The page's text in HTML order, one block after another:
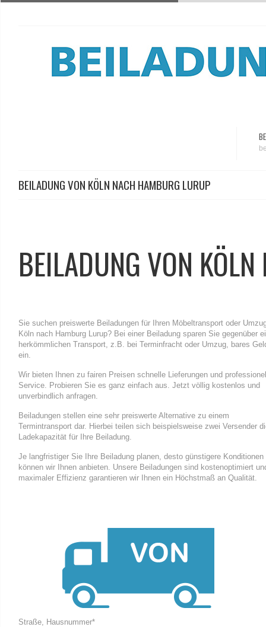
BEILADUNG VON KÖLN NACH HAMBURG LURUP
BEILADUNG VON
Sie suchen preiswerte Beiladungen für Ihren Möbeltransport oder
Köln nach Hamburg Lurup? Bei einer Beiladung sparen Sie gegenüber
herkömmlichen Transport, z.B. bei Terminfracht oder Umzug, bares
ein.
Wir bieten Ihnen zu fairen Preisen schnelle Lieferungen und
Service. Probieren Sie es ganz einfach aus. Jetzt völlig kostenlos und
unverbindlich anfragen.
Beiladungen stellen eine sehr preiswerte Alternative zu einem
Termintransport dar. Hierbei teilen sich beispielsweise zwei Versender
Ladekapazität für Ihre Beiladung.
Je langfristiger Sie Ihre Beiladung planen, desto günstigere Konditionen
können wir Ihnen anbieten. Unsere Beiladungen sind kostenoptimiert
maximaler Effizienz garantieren wir Ihnen ein Höchstmaß an Qualität.
Straße, Hausnummer*